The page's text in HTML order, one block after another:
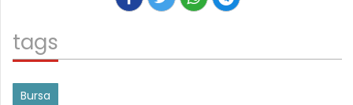
tags
Bursa